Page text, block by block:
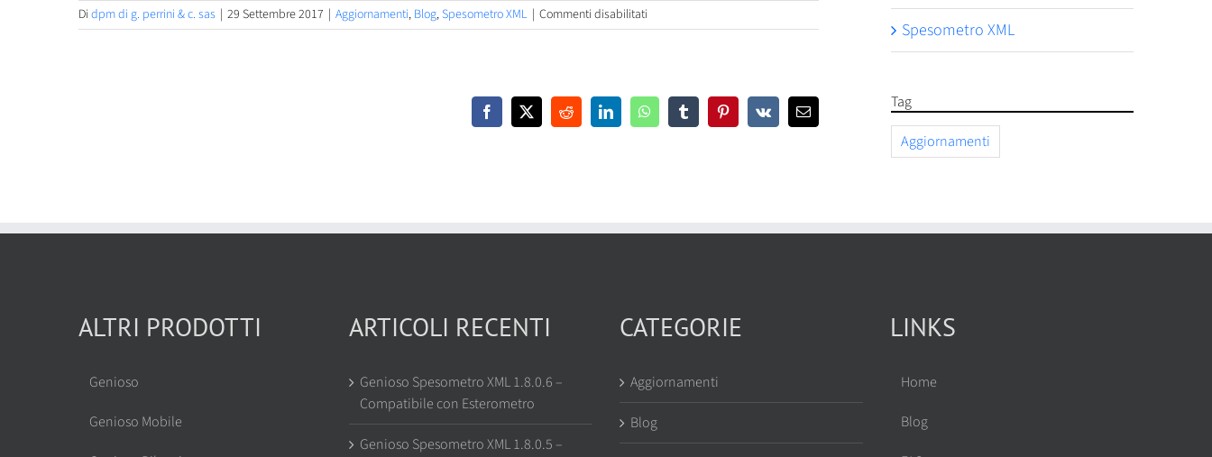
Di dpm di g. perrini & c. sas | 29 Settembre 2017 | Aggiornamenti, Blog,Spesometro XML | Commenti disabilitati
Genioso
Facebook
X RedditLinkedInWhatsAppTumblrPinterest
Vk Email
Spesometro XML
Tag
Aggiornamenti
ALTRI PRODOTTI
Genioso
Genioso Mobile
ARTICOLI RECENTI
Genioso Spesometro XML 1.8.0.6 –
Compatibile con Esterometro
Genioso Spesometro XML 1.8.0.5 –
CATEGORIE
Aggiornamenti
Blog
LINKS
Home
Blog